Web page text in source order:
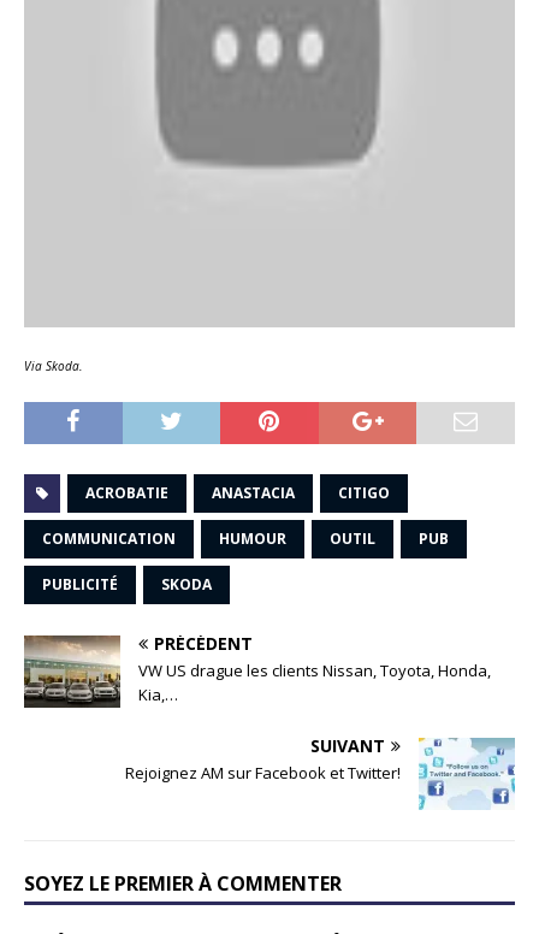
Via Skoda.
ACROBATIE ANASTACIA CITIGO
COMMUNICATION HUMOUR OUTIL PUB
PUBLICITÉ SKODA
PRÉCÉDENT
VW US drague les clients Nissan, Toyota, Honda,
Kia,…
SUIVANT
Rejoignez AM sur Facebook et Twitter!
SOYEZ LE PREMIER À COMMENTER